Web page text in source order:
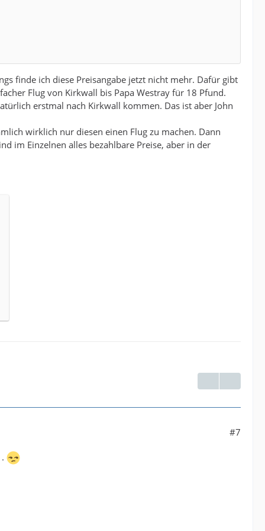
finde ich diese Preisangabe jetzt nicht mehr. Dafür gibt
Flug von Kirkwall bis Papa Westray für 18 Pfund.
erstmal nach Kirkwall kommen. Das ist aber John
wirklich nur diesen einen Flug zu machen. Dann
im Einzelnen alles bezahlbare Preise, aber in der
#7